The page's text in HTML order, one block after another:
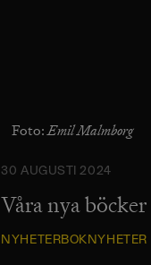
Foto:Emil Malmborg
30 AUGUSTI 2024
Våra nya
NYHETERBOKNYHETER